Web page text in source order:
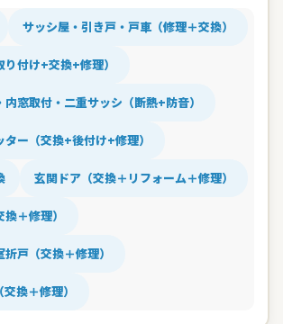
サッシ屋・引き戸・戸車（修理＋交換）
付け+交換+修理）
窓取付・二重サッシ（断熱+防音）
ー（交換+後付け+修理）
玄関ドア（交換＋リフォーム＋修理）
＋修理）
戸（交換＋修理）
換＋修理）